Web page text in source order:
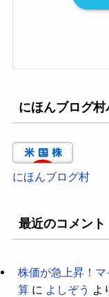
にほんブログ村
にほんブログ村
最近のコメント
株価が急上昇！
算に よしぞう よ